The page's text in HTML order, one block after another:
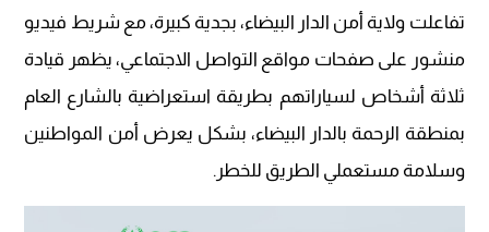
تفاعلت ولاية أمن الدار البيضاء، بجدية كبيرة، مع شريط فيديو
منشور على صفحات مواقع التواصل الاجتماعي، يظهر قيادة
ثلاثة أشخاص لسياراتهم بطريقة استعراضية بالشارع العام
بمنطقة الرحمة بالدار البيضاء، بشكل يعرض أمن المواطنين
وسلامة مستعملي الطريق للخطر.